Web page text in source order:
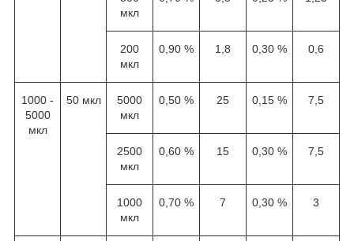
мкл
200
мкл
0,90 % 1,8 0,30 % 0,6
1000 -
5000
мкл
50 мкл
5000
мкл
0,50 % 25 0,15 % 7,5
2500
мкл
0,60 % 15 0,30 % 7,5
1000
мкл
0,70 % 7 0,30 % 3